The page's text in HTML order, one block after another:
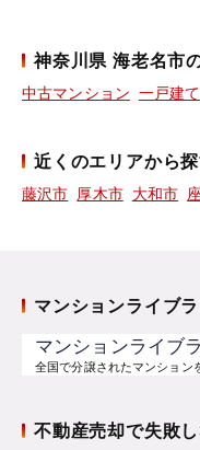
神奈川県 海老名市
中古マンション 一戸建て
近くのエリアから
藤沢市 厚木市 大和市
マンションライブ
マンションライブ
全国で分譲されたマンション
不動産売却で失敗